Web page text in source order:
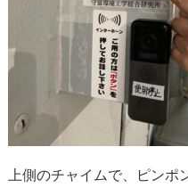
上側のチャイムで、ピンポ